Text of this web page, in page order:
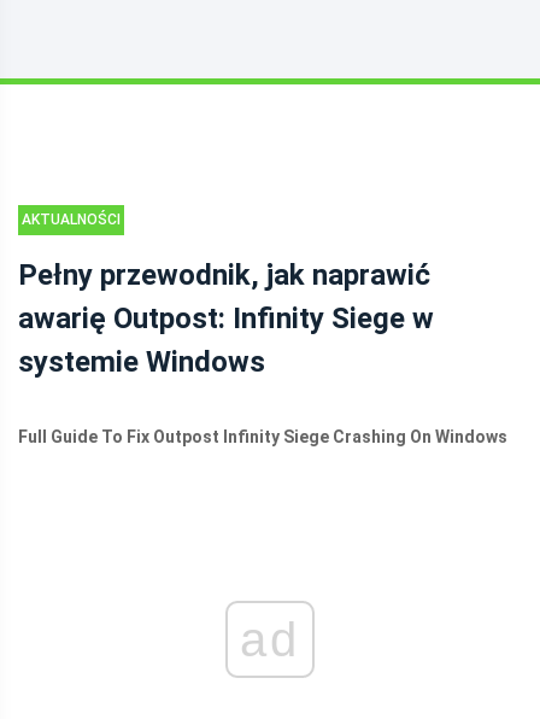
AKTUALNOŚCI
Pełny przewodnik, jak naprawić
awarię Outpost: Infinity Siege w
systemie Windows
Full Guide To Fix Outpost Infinity Siege Crashing On Windows
ad